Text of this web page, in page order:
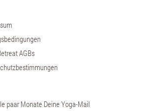
AGBs
paar Monate Deine Yoga-Mail